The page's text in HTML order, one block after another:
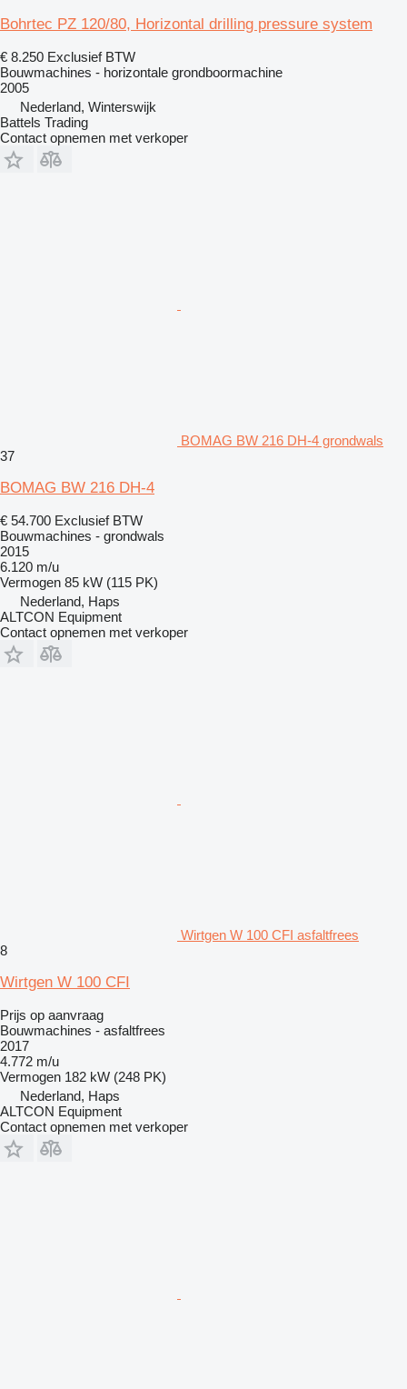
Bohrtec PZ 120/80, Horizontal drilling pressure system
€ 8.250 Exclusief BTW
Bouwmachines - horizontale grondboormachine
2005
Nederland, Winterswijk
Battels Trading
Contact opnemen met verkoper
BOMAG BW 216 DH-4 grondwals
37
BOMAG BW 216 DH-4
€ 54.700 Exclusief BTW
Bouwmachines - grondwals
2015
6.120 m/u
Vermogen 85 kW (115 PK)
Nederland, Haps
ALTCON Equipment
Contact opnemen met verkoper
Wirtgen W 100 CFI asfaltfrees
8
Wirtgen W 100 CFI
Prijs op aanvraag
Bouwmachines - asfaltfrees
2017
4.772 m/u
Vermogen 182 kW (248 PK)
Nederland, Haps
ALTCON Equipment
Contact opnemen met verkoper